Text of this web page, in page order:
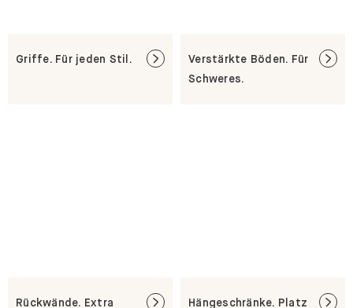
Griffe. Für jeden Stil.
Verstärkte Böden. Für
Schweres.
Rückwände. Extra
Hängeschränke. Platz